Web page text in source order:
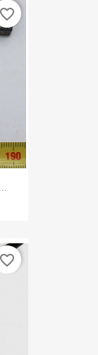
favorite_border
favorite_border